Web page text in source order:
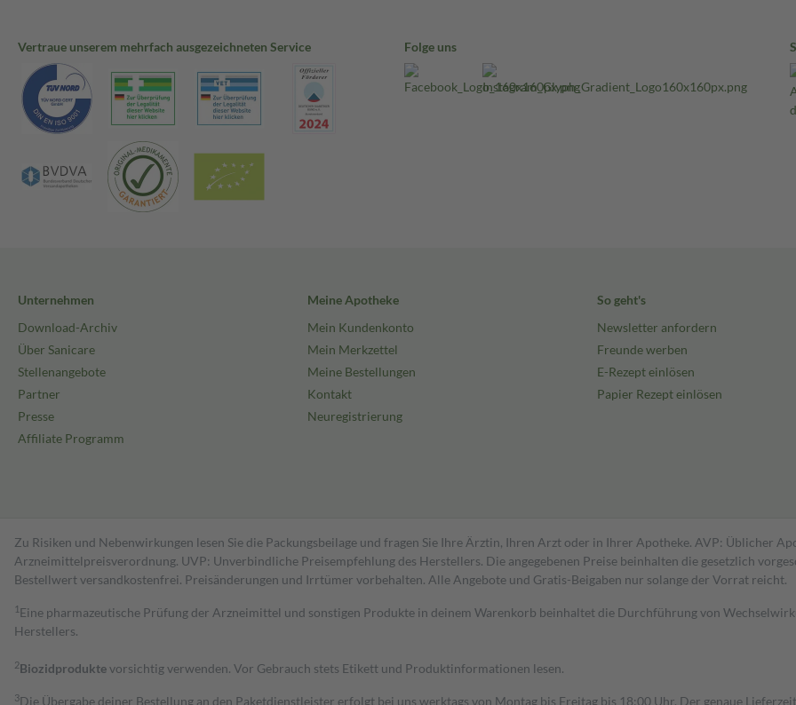
Vertraue unserem mehrfach ausgezeichneten Service Folge uns
Unternehmen
Download-Archiv
Über Sanicare
Stellenangebote
Partner
Presse
Affiliate Programm
Meine Apotheke
Mein Kundenkonto
Mein Merkzettel
Meine Bestellungen
Kontakt
Neuregistrierung
So geht's
Newsletter anfordern
Freunde werben
E-Rezept einlösen
Papier Rezept einlösen
Zu Risiken und Nebenwirkungen lesen Sie die Packungsbeilage und fragen Sie Ihre Ärztin, Ihren Arzt oder in Ihrer Apotheke. AVP: Üblicher
Arzneimittelpreisverordnung. UVP: Unverbindliche Preisempfehlung des Herstellers. Die angegebenen Preise beinhalten die gesetzlich
Bestell­wert versand­kosten­frei. Preisänderungen und Irrtümer vorbehalten. Alle Angebote und Gratis-Beigaben nur solange der Vorrat reicht.
1 Eine pharmazeutische Prüfung der Arzneimittel und sonstigen Produkte in deinem Warenkorb beinhaltet die Durchführung von
Herstellers.
2Biozidproduktevorsichtig verwenden. Vor Gebrauch stets Etikett und Produktinformationen lesen.
3Die Übergabe deiner Bestellung an den Paketdienstleister erfolgt bei uns werktags von Montag bis Freitag bis 18:00 Uhr. Der genaue